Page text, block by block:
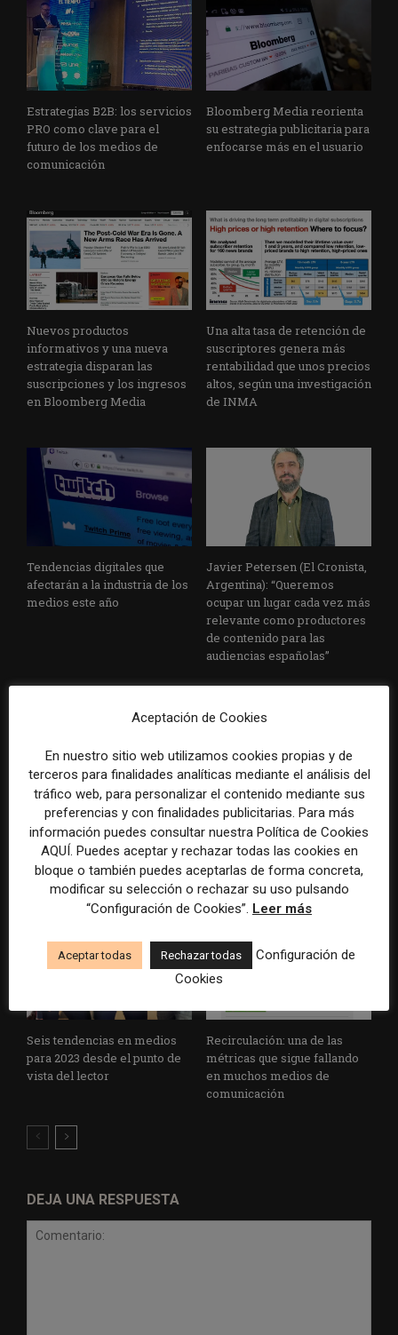
Estrategias B2B: los servicios
PRO como clave para el
futuro de los medios de
comunicación
Bloomberg Media reorienta
su estrategia publicitaria para
enfocarse más en el usuario
Nuevos productos
informativos y una nueva
estrategia disparan las
suscripciones y los ingresos
en Bloomberg Media
Una alta tasa de retención de
suscriptores genera más
rentabilidad que unos precios
altos, según una investigación
de INMA
Tendencias digitales que
afectarán a la industria de los
medios este año
Javier Petersen (El Cronista,
Argentina): “Queremos
ocupar un lugar cada vez más
relevante como productores
de contenido para las
audiencias españolas”
16 tendencias y predicciones
sobre periodismo, medios y
tecnología para 2023, según
el Reuters Institute
Cuatro retos en los que los
medios deben poner foco
este año, aprovechando las
tecnologías emergentes
Seis tendencias en medios
para 2023 desde el punto de
vista del lector
Recirculación: una de las
métricas que sigue fallando
en muchos medios de
comunicación
DEJA UNA RESPUESTA
Aceptación de Cookies
En nuestro sitio web utilizamos cookies propias y de
terceros para finalidades analíticas mediante el análisis del
tráfico web, para personalizar el contenido mediante sus
preferencias y con finalidades publicitarias. Para más
información puedes consultar nuestra Política de Cookies
AQUÍ. Puedes aceptar y rechazar todas las cookies en
bloque o también puedes aceptarlas de forma concreta,
modificar su selección o rechazar su uso pulsando
“Configuración de Cookies”. Leer más
Aceptar todas Rechazar todas
Configuración de
Cookies